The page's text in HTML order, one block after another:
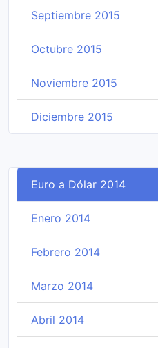
Septiembre 2015
Octubre 2015
Noviembre 2015
Diciembre 2015
Euro a Dólar 2014
Enero 2014
Febrero 2014
Marzo 2014
Abril 2014